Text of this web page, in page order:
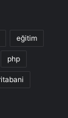
eğitim
php